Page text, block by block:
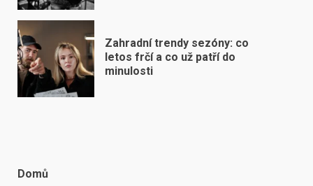
Zahradní trendy sezóny: co
letos frčí a co už patří do
minulosti
Domů